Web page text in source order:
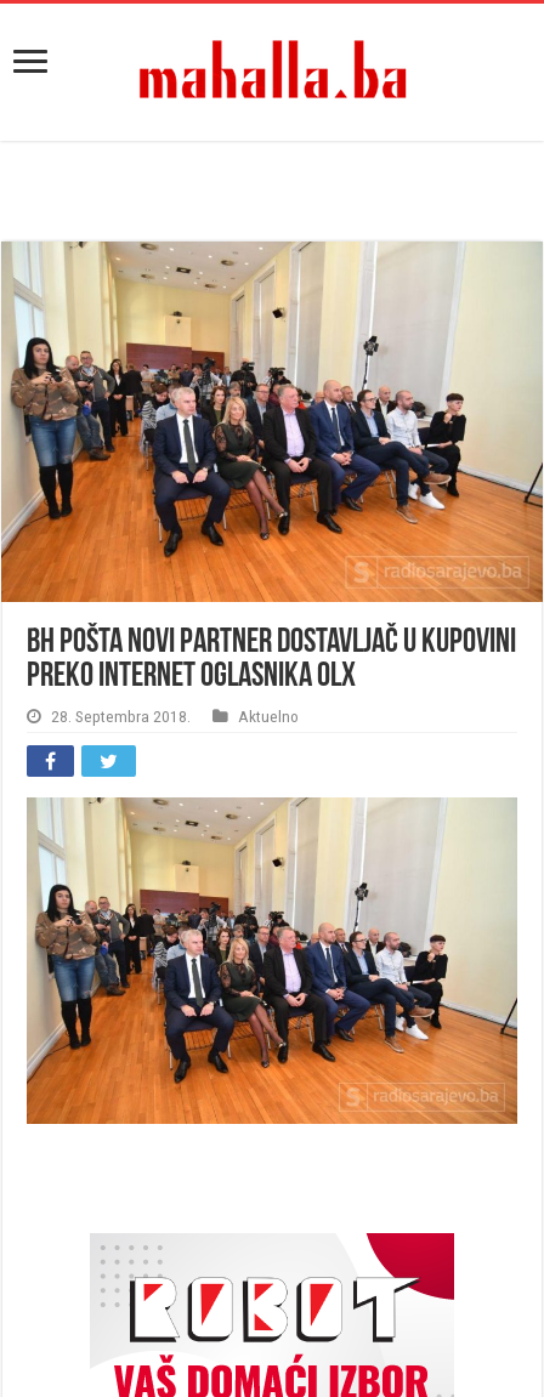
BH Pošta novi partner dostavljač u kupovini
preko internet oglasnika OLX
28. Septembra 2018. Aktuelno